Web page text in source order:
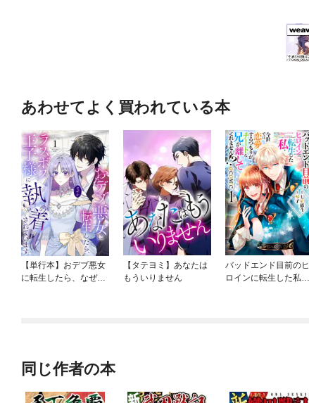
あわせてよく買われている本
【単行本】おデブ悪女
に転生したら、なぜか
【タテヨミ】あなたは
もういりません
バッドエンド目前のヒ
ロインに転生した私、
同じ作者の本